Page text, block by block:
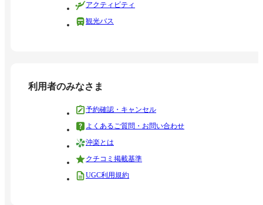
アクティビティ
観光バス
利用者のみなさま
予約確認・キャンセル
よくあるご質問・お問い合わせ
沖楽とは
クチコミ掲載基準
UGC利用規約